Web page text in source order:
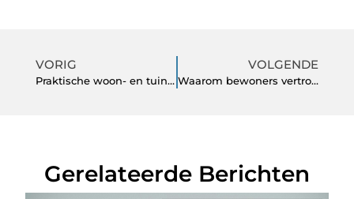
VORIG
Praktische woon- en tuingids voor elke dag
VOLGENDE
Waarom bewoners vertrouwen op een lokale Slotenmaker Amstelveen
Gerelateerde Berichten